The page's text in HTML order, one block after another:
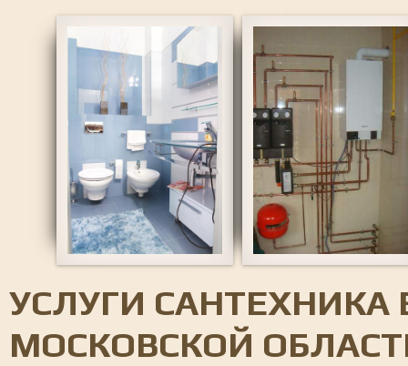
УСЛУГИ САНТЕХНИКА
МОСКОВСКОЙ